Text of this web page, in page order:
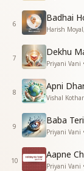
6
Badhai
7
Dekhu
Priyani Vani
8
Apni
Vishal
9
Baba
Priyani Vani
10
Aapne
Priyani Vani